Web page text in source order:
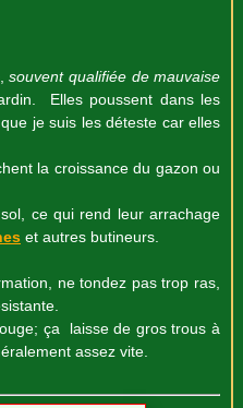
,souvent qualifiée de mauvaise
Elles poussent dans les
je suis les déteste car elles
la croissance du gazon ou
ce qui rend leur arrachage
et autres butineurs.
ne tondez pas trop ras,
ça laisse de gros trous à
assez vite.